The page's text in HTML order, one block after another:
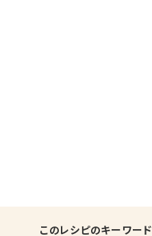
このレシピのキーワード